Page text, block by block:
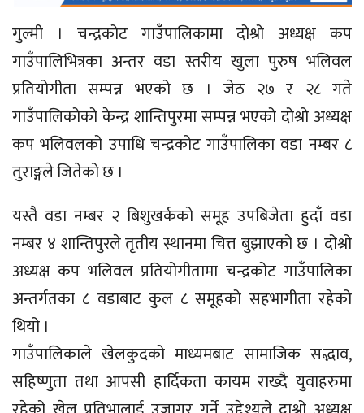
गुल्मी । चन्द्रकोट गाउँपालिकामा दोश्रो अध्यक्ष कप
गाउँपालिभित्रका अन्तर वडा स्तरीय खुला पुरुष भलिवल
प्रतियोगीता सम्पन्न भएको छ । जेठ २७ र २८ गते
गाउँपालिकोको केन्द्र शान्तिपुरमा सम्पन्न भएको दोश्रो अध्यक्ष
कप भलिवलको उपाधि चन्द्रकोट गाउँपालिका वडा नम्बर ८
तुराङ्गले जितेको छ ।
यस्तै वडा नम्बर २ बिशुखर्कको समूह उपबिजेता हुदाँ वडा
नम्बर ४ शान्तिपुरले तृतीय स्थानमा चित्त बुझाएको छ । दोश्रो
अध्यक्ष कप भलिवल प्रतियोगीतामा चन्द्रकोट गाउँपालिका
अन्तर्गतका ८ वडाबाट कुल ८ समूहको सहभागीता रहेको
थियो ।
गाउँपालिकाले खेलकुदको माध्यमबाट सामाजिक सद्भाव,
सहिष्णुता तथा आपसी हार्दिकता कायम राख्दै युवाहरुमा